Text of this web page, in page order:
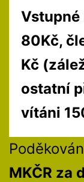
Vstupné
80Kč,
Kč
ostatní
vítáni
MKČR za